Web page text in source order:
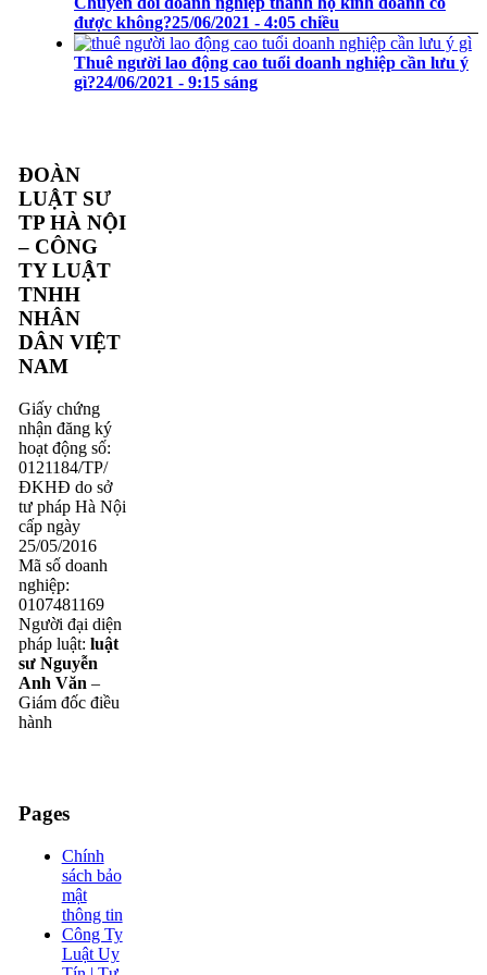
được không?25/06/2021 - 4:05 chiều
Thuê người lao động cao tuổi doanh nghiệp cần lưu ý
gì?24/06/2021 - 9:15 sáng
ĐOÀN
LUẬT SƯ
TP HÀ NỘI
– CÔNG
TY LUẬT
TNHH
NHÂN
DÂN VIỆT
NAM
Giấy chứng
nhận đăng ký
hoạt động số:
0121184/TP/
ĐKHĐ do sở
tư pháp Hà Nội
cấp ngày
25/05/2016
Mã số doanh
nghiệp:
0107481169
Người đại diện
pháp luật: luật
sư Nguyễn
Anh Văn –
Giám đốc điều
hành
Pages
Chính
sách bảo
mật
thông tin
Công Ty
Luật Uy